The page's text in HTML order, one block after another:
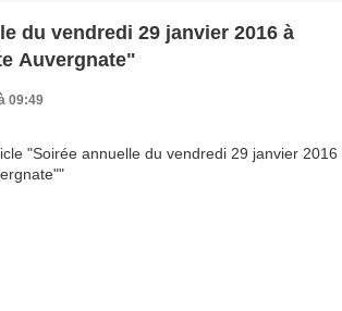
du vendredi 29 janvier 2016 à
Auvergnate"
09:49